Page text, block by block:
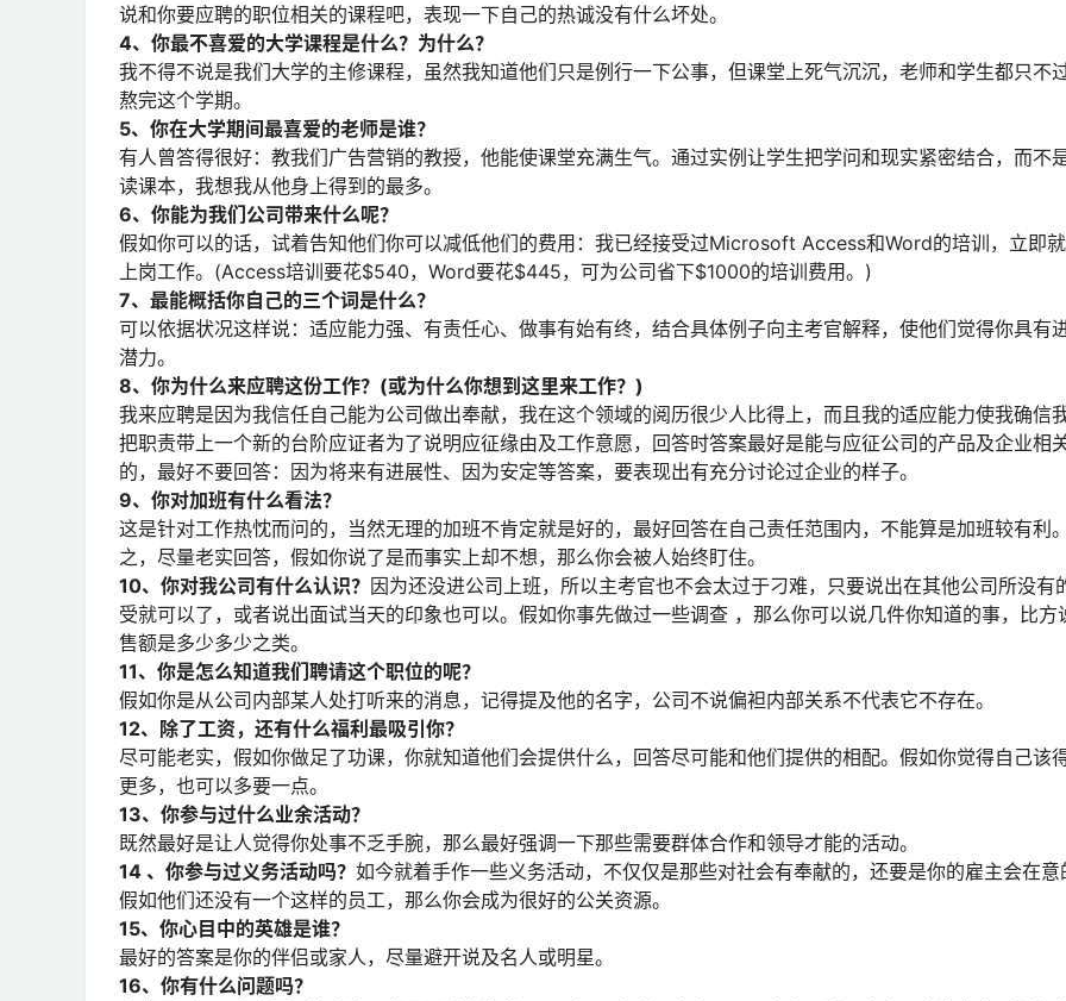
说和你要应聘的职位相关的课程吧，表现一下自己的热诚没有什么坏处。
4、你最不喜爱的大学课程是什么？为什么？
我不得不说是我们大学的主修课程，虽然我知道他们只是例行一下公事，但课堂上死气沉沉，老师和学生都只不
熬完这个学期。
5、你在大学期间最喜爱的老师是谁？
有人曾答得很好：教我们广告营销的教授，他能使课堂充满生气。通过实例让学生把学问和现实紧密结合，而不
读课本，我想我从他身上得到的最多。
6、你能为我们公司带来什么呢？
假如你可以的话，试着告知他们你可以减低他们的费用：我已经接受过Microsoft Access和Word的培训，立即
上岗工作。(Access培训要花$540，Word要花$445，可为公司省下$1000的培训费用。)
7、最能概括你自己的三个词是什么？
可以依据状况这样说：适应能力强、有责任心、做事有始有终，结合具体例子向主考官解释，使他们觉得你具有
潜力。
8、你为什么来应聘这份工作？(或为什么你想到这里来工作？)
我来应聘是因为我信任自己能为公司做出奉献，我在这个领域的阅历很少人比得上，而且我的适应能力使我确信
把职责带上一个新的台阶应证者为了说明应征缘由及工作意愿，回答时答案最好是能与应征公司的产品及企业相
的，最好不要回答：因为将来有进展性、因为安定等答案，要表现出有充分讨论过企业的样子。
9、你对加班有什么看法？
这是针对工作热忱而问的，当然无理的加班不肯定就是好的，最好回答在自己责任范围内，不能算是加班较有利
之，尽量老实回答，假如你说了是而事实上却不想，那么你会被人始终盯住。
10、你对我公司有什么认识？ 因为还没进公司上班，所以主考官也不会太过于刁难，只要说出在其他公司所没有
受就可以了，或者说出面试当天的印象也可以。假如你事先做过一些调查 ，那么你可以说几件你知道的事，比方
售额是多少多少之类。
11、你是怎么知道我们聘请这个职位的呢？
假如你是从公司内部某人处打听来的消息，记得提及他的名字，公司不说偏袒内部关系不代表它不存在。
12、除了工资，还有什么福利最吸引你？
尽可能老实，假如你做足了功课，你就知道他们会提供什么，回答尽可能和他们提供的相配。假如你觉得自己该
更多，也可以多要一点。
13、你参与过什么业余活动？
既然最好是让人觉得你处事不乏手腕，那么最好强调一下那些需要群体合作和领导才能的活动。
14 、你参与过义务活动吗？ 如今就着手作一些义务活动，不仅仅是那些对社会有奉献的，还要是你的雇主会在意
假如他们还没有一个这样的员工，那么你会成为很好的公关资源。
15、你心目中的英雄是谁？
最好的答案是你的伴侣或家人，尽量避开说及名人或明星。
16、你有什么问题吗？